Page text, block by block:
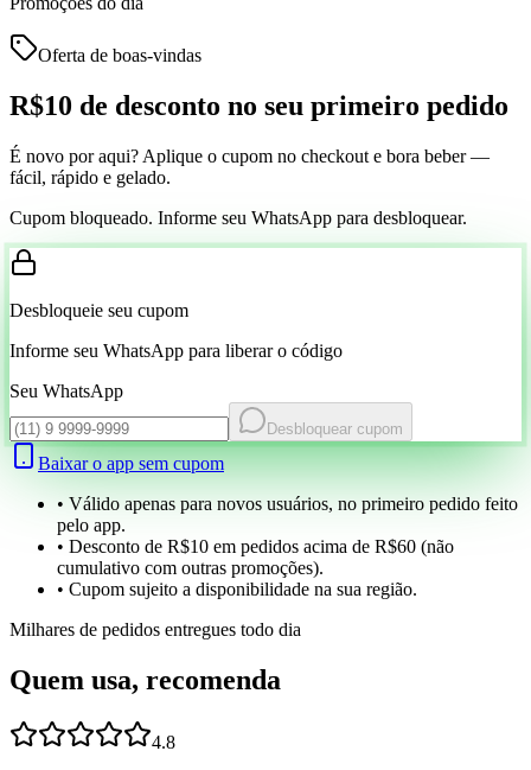
Oferta de boas-vindas
R$10 de desconto no seu primeiro pedido
É novo por aqui? Aplique o cupom no checkout e bora beber —
fácil, rápido e gelado.
Cupom bloqueado. Informe seu WhatsApp para desbloquear.
Desbloqueie seu cupom
Informe seu WhatsApp para liberar o código
Seu WhatsApp
Desbloquear cupom
Baixar o app sem cupom
• Válido apenas para novos usuários, no primeiro pedido feito
pelo app.
• Desconto de R$10 em pedidos acima de R$60 (não
cumulativo com outras promoções).
• Cupom sujeito a disponibilidade na sua região.
Milhares de pedidos entregues todo dia
Quem usa, recomenda
4.8